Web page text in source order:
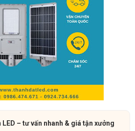
LED – tư vấn nhanh & giá tận xưởng